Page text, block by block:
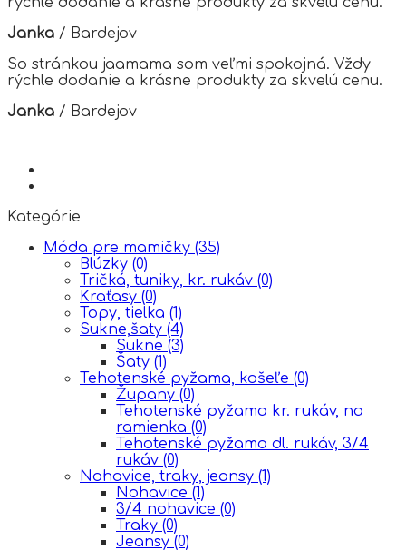
Janka / Bardejov
So stránkou jaamama som veľmi spokojná. Vždy
rýchle dodanie a krásne produkty za skvelú cenu.
Janka / Bardejov
Kategórie
Móda pre mamičky (35)
Blúzky (0)
Tričká, tuniky, kr. rukáv (0)
Kraťasy (0)
Topy, tielka (1)
Sukne,šaty (4)
Sukne (3)
Šaty (1)
Tehotenské pyžama, košeľe (0)
Župany (0)
Tehotenské pyžama kr. rukáv, na
ramienka (0)
Tehotenské pyžama dl. rukáv, 3/4
rukáv (0)
Nohavice, traky, jeansy (1)
Nohavice (1)
3/4 nohavice (0)
Traky (0)
Jeansy (0)